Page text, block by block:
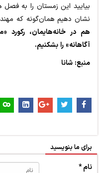
بیایید این زمستان را به
نشان دهیم همان‌گونه که
هم در خانه‌هایمان، رکورد
آگاهانه» را بشکنیم.
منبع: شانا
برای ما بنویسید
نام *